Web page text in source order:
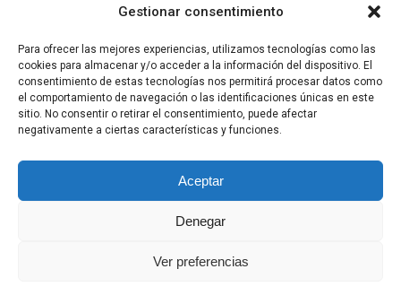
Gestionar consentimiento
Para ofrecer las mejores experiencias, utilizamos tecnologías como las
cookies para almacenar y/o acceder a la información del dispositivo. El
consentimiento de estas tecnologías nos permitirá procesar datos como
el comportamiento de navegación o las identificaciones únicas en este
sitio. No consentir o retirar el consentimiento, puede afectar
negativamente a ciertas características y funciones.
Aceptar
Denegar
Ver preferencias
Essentia · Espacio Terapéutico y Escuela de Yoga
C/Arrabal 25, 1°A y 1ºB 39003
Santander, Cantabria
618 836 285||618 836 218
|Aviso Legal|